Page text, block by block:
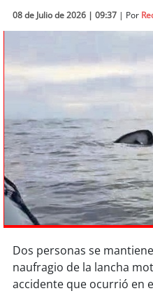
Economía
Tecnología
Sostenibilidad
soychile
soyarica
soyiquique
soycalama
soyantofagasta
08 de Julio de 2026 | 09:37 | Por
Dos personas se
naufragio de la lancha
accidente que ocurrió en